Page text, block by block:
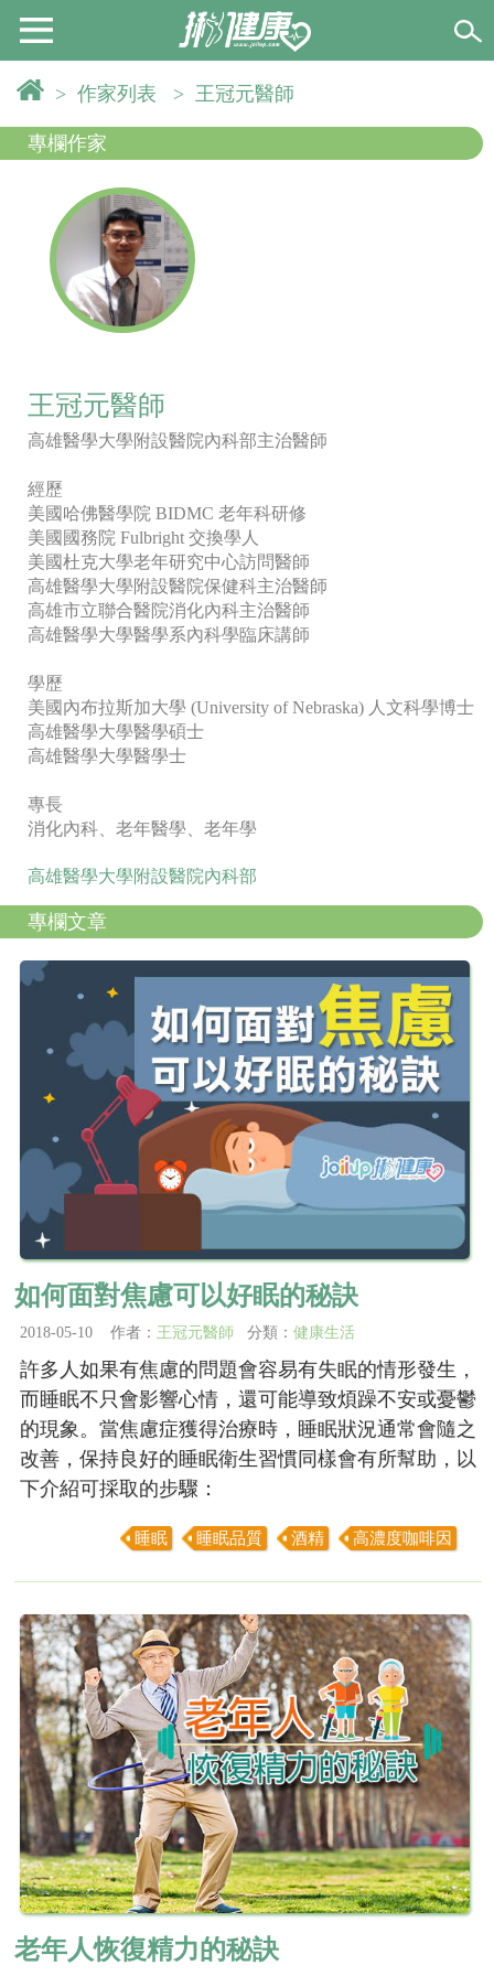
> 作家列表 > 王冠元醫師
專欄作家
王冠元醫師
高雄醫學大學附設醫院內科部主治醫師
經歷
美國哈佛醫學院 BIDMC 老年科研修
美國國務院 Fulbright 交換學人
美國杜克大學老年研究中心訪問醫師
高雄醫學大學附設醫院保健科主治醫師
高雄市立聯合醫院消化內科主治醫師
高雄醫學大學醫學系內科學臨床講師
學歷
美國內布拉斯加大學 (University of Nebraska) 人文科學博士
高雄醫學大學醫學碩士
高雄醫學大學醫學士
專長
消化內科、老年醫學、老年學
高雄醫學大學附設醫院內科部
專欄文章
如何面對焦慮可以好眠的秘訣
2018-05-10 作者： 王冠元醫師 分類： 健康生活
許多人如果有焦慮的問題會容易有失眠的情形發生，
而睡眠不只會影響心情，還可能導致煩躁不安或憂鬱
的現象。當焦慮症獲得治療時，睡眠狀況通常會隨之
改善，保持良好的睡眠衛生習慣同樣會有所幫助，以
下介紹可採取的步驟：
睡眠 睡眠品質 酒精 高濃度咖啡因
老年人恢復精力的秘訣